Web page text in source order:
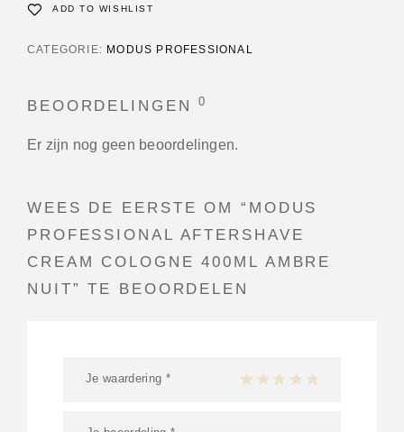
ADD TO WISHLIST
CATEGORIE: MODUS PROFESSIONAL
BEOORDELINGEN0
Er zijn nog geen beoordelingen.
WEES DE EERSTE OM “MODUS
PROFESSIONAL AFTERSHAVE
CREAM COLOGNE 400ML AMBRE
NUIT” TE BEOORDELEN
Je waardering * 1 van de 5 sterren
2 van de 5 sterren
3 van de 5 sterren
4 van de 5 sterren